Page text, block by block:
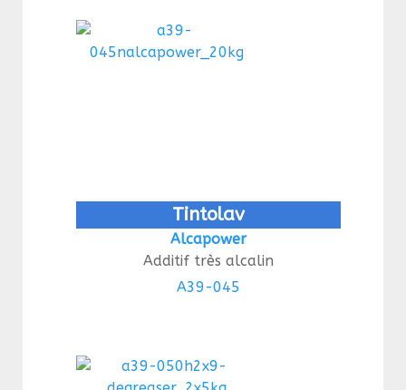
Tintolav
Alcapower
Additif très alcalin
A39-045